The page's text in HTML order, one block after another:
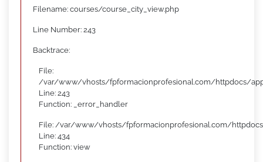
Filename: courses/course_city_view.php
Line Number: 243
Backtrace:
File:
/var/www/vhosts/fpformacionprofesional.com/httpdocs/
Line: 243
Function: _error_handler
File: /var/www/vhosts/fpformacionprofesional.com/
Line: 434
Function: view